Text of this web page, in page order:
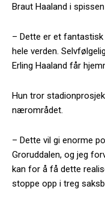
Braut Haaland i
– Dette er et
hele verden.
Erling Haaland får
Hun tror
nærområdet.
– Dette vil gi enorme
Groruddalen, og jeg
kan for å få dette
stoppe opp i treg